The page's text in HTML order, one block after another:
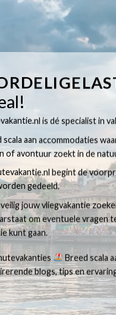
is dé specialist in
aan accommodaties
of avontuur zoekt in de
begint de
gedeeld.
jouw vliegvakantie
om eventuele
kunt gaan.
Breed scala
blogs, tips en